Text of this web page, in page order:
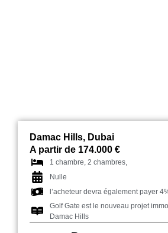
Damac Hills, Dubai
A partir de 174.000 €
1 chambre, 2 chambres,
Nulle
l’acheteur devra également payer
Golf Gate est le nouveau projet
Damac Hills